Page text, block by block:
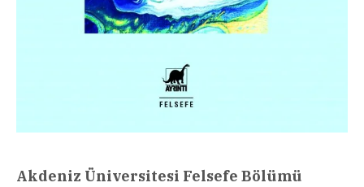
Akdeniz Üniversitesi Felsefe Bölümü